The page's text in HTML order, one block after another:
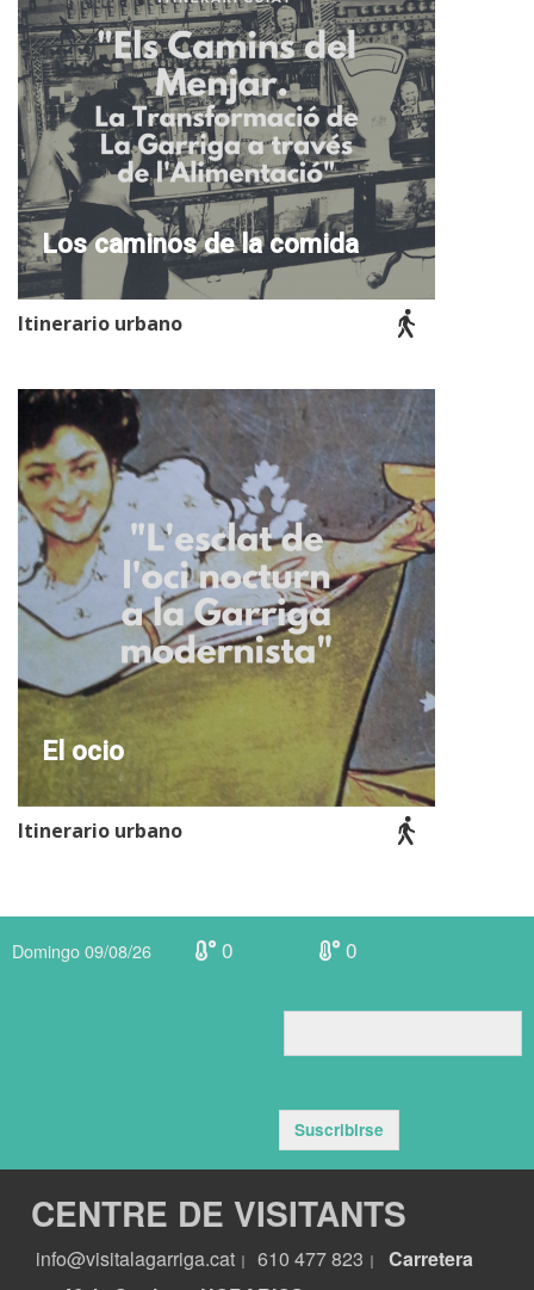
Los caminos de la comida
Itinerario urbano
El ocio
Itinerario urbano
Domingo 09/08/26 0 0
Suscribirse
CENTRE DE VISITANTS
info@visitalagarriga.cat 610 477 823
Carretera